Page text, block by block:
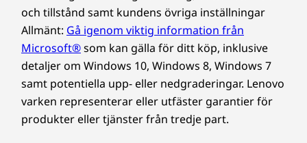
Nätkabel (90 W/135 W) (Endast utvalda modeller)
Komplett teknisk specifikation
Referens för produktspecifikationer: Modeller,
specifikationer, dokument, kompatibilitet (på engelska)
och tillstånd samt kundens övriga inställningar
Allmänt: Gå igenom viktig information från
Microsoft®som kan gälla för ditt köp, inklusive
detaljer om Windows 10, Windows 8, Windows 7
samt potentiella upp- eller nedgraderingar. Lenovo
varken representerar eller utfäster garantier för
produkter eller tjänster från tredje part.